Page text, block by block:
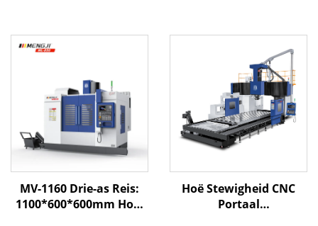
MV-1160 Drie-as Reis:
1100*600*600mm Hoë-
Hoë Stewigheid CNC
Portaal